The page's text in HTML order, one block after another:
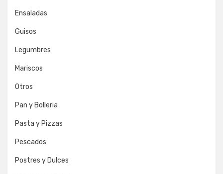
Ensaladas
Guisos
Legumbres
Mariscos
Otros
Pan y Bolleria
Pasta y Pizzas
Pescados
Postres y Dulces